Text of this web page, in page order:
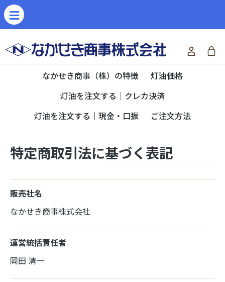
なかせき商事（株）の特徴
灯油価格
灯油を注文する｜クレカ決済
灯油を注文する｜現金・口振
ご注文方法
特定商取引法に基づく表記
販売社名
なかせき商事株式会社
運営統括責任者
岡田 清一